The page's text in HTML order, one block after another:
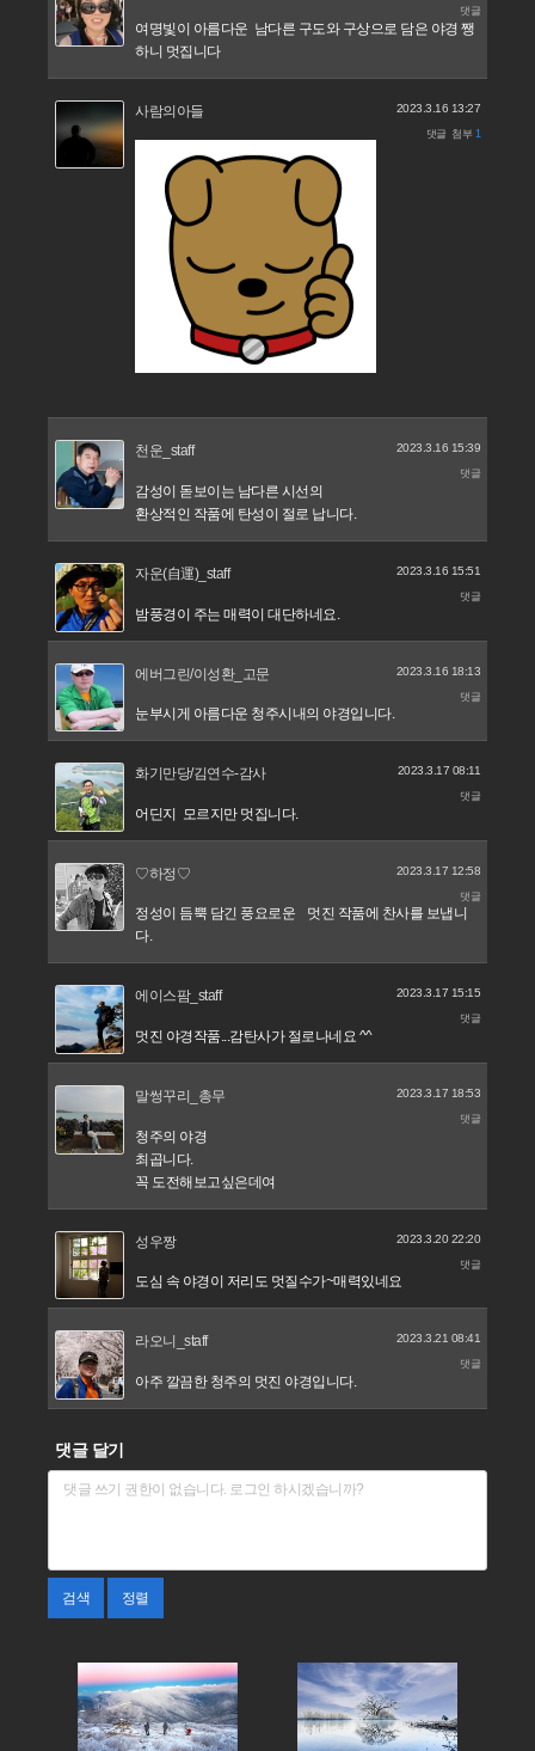
댓글
여명빛이 아름다운 남다른 구도와 구상으로 담은 야경 쨍
하니 멋집니다
사람의아들 2023.3.16 13:27
댓글 첨부 1
천운_staff 2023.3.16 15:39
댓글
감성이 돋보이는 남다른 시선의
환상적인 작품에 탄성이 절로 납니다.
자운(自運)_staff 2023.3.16 15:51
댓글
밤풍경이 주는 매력이 대단하네요.
에버그린/이성환_고문 2023.3.16 18:13
댓글
눈부시게 아름다운 청주시내의 야경입니다.
화기만당/김연수-감사 2023.3.17 08:11
댓글
어딘지 모르지만 멋집니다.
♡하정♡ 2023.3.17 12:58
댓글
정성이 듬뿍 담긴 풍요로운 멋진 작품에 찬사를 보냅니
다.
에이스팜_staff 2023.3.17 15:15
댓글
멋진 야경작품...감탄사가 절로나네요 ^^
말썽꾸리_총무 2023.3.17 18:53
댓글
청주의 야경
최곱니다.
꼭 도전해보고싶은데여
성우짱 2023.3.20 22:20
댓글
도심 속 야경이 저리도 멋질수가~매력있네요
라오니_staff 2023.3.21 08:41
댓글
아주 깔끔한 청주의 멋진 야경입니다.
댓글 달기
검색 정렬